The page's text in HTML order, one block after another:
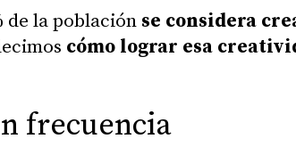
de la población se considera
cómo lograr esa
frecuencia